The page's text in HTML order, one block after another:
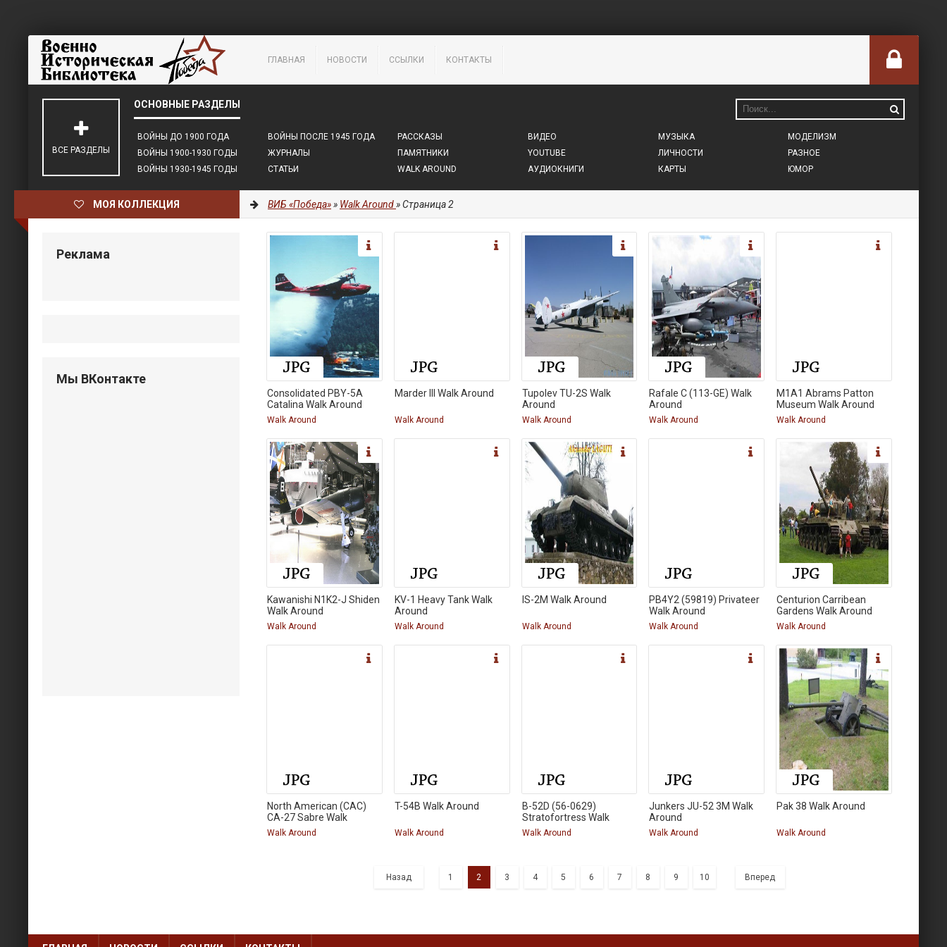
ГЛАВНАЯ НОВОСТИ ССЫЛКИ КОНТАКТЫ
ВОЙНЫ ДО 1900 ГОДА
ВОЙНЫ 1900-1930 ГОДЫ
ВОЙНЫ 1930-1945 ГОДЫ
ВОЙНЫ ПОСЛЕ 1945 ГОДА
ЖУРНАЛЫ
СТАТЬИ
РАССКАЗЫ
ПАМЯТНИКИ
WALK AROUND
ВИДЕО
YOUTUBE
АУДИОКНИГИ
МУЗЫКА
ЛИЧНОСТИ
КАРТЫ
МОДЕЛИЗМ
РАЗНОЕ
ЮМОР
ВСЕ РАЗДЕЛЫ
МОЯ КОЛЛЕКЦИЯ ВИБ «Победа»» Walk Around» Страница 2
Consolidated PBY-5A
Catalina Walk Around
Walk Around
Marder III Walk Around
Walk Around
Tupolev TU-2S Walk
Around
Walk Around
Rafale C (113-GE) Walk
Around
Walk Around
M1A1 Abrams Patton
Museum Walk Around
Walk Around
Kawanishi N1K2-J Shiden
Walk Around
Walk Around
KV-1 Heavy Tank Walk
Around
Walk Around
IS-2M Walk Around
Walk Around
PB4Y2 (59819) Privateer
Walk Around
Walk Around
Centurion Carribean
Gardens Walk Around
Walk Around
North American (CAC)
CA-27 Sabre Walk
Walk Around
T-54B Walk Around
Walk Around
B-52D (56-0629)
Stratofortress Walk
Walk Around
Junkers JU-52 3M Walk
Around
Walk Around
Pak 38 Walk Around
Walk Around
Назад 1 2 3 4 5 6 7 8 9 10 Вперед
Реклама
Мы ВКонтакте